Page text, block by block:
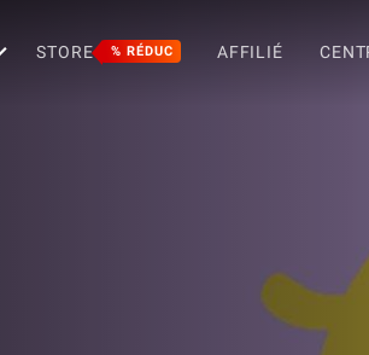
STORE % RÉDUC AFFILIÉ